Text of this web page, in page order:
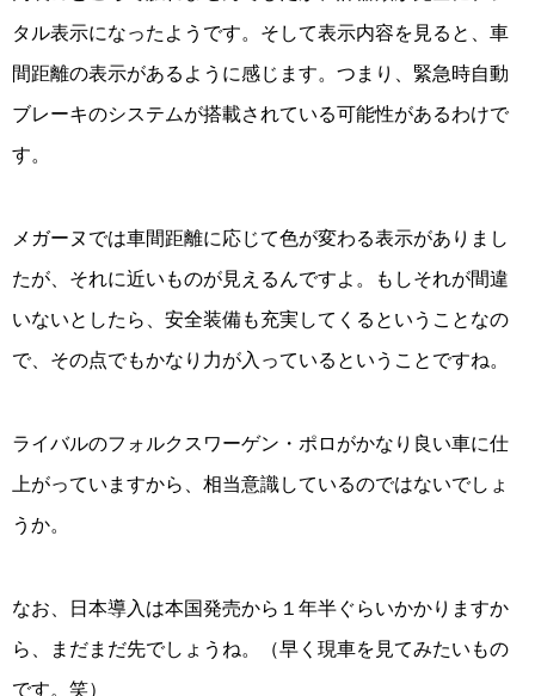
タル表示になったようです。そして表示内容を見ると、車
間距離の表示があるように感じます。つまり、緊急時自動
ブレーキのシステムが搭載されている可能性があるわけで
す。
メガーヌでは車間距離に応じて色が変わる表示がありまし
たが、それに近いものが見えるんですよ。もしそれが間違
いないとしたら、安全装備も充実してくるということなの
で、その点でもかなり力が入っているということですね。
ライバルのフォルクスワーゲン・ポロがかなり良い車に仕
上がっていますから、相当意識しているのではないでしょ
うか。
なお、日本導入は本国発売から１年半ぐらいかかりますか
ら、まだまだ先でしょうね。（早く現車を見てみたいもの
です。笑）